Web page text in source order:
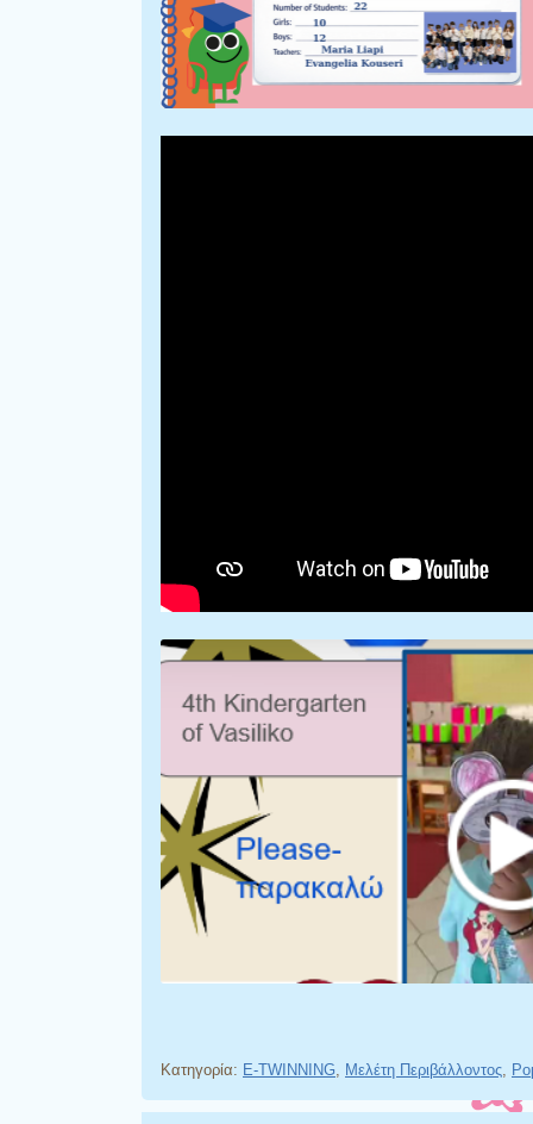
Κατηγορία: E-TWINNING Μελέτη Περιβάλλοντος